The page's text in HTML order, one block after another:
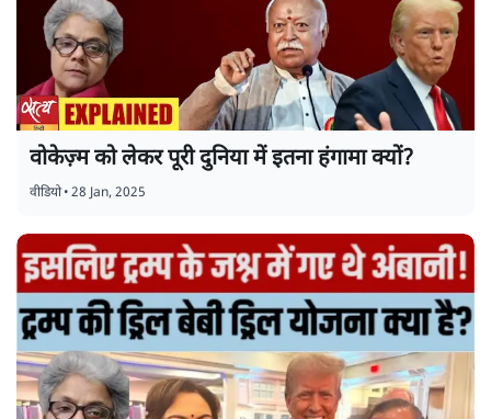
वोकेज़्म को लेकर पूरी दुनिया में इतना हंगामा क्यों?
वीडियो•28 Jan, 2025